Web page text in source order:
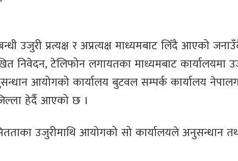
उजुरी प्रत्यक्ष र अप्रत्यक्ष माध्यमबाट लिँदै आएको
निवेदन, टेलिफोन लगायतका माध्यमबाट कार्यालयमा
आयोगको कार्यालय बुटवल सम्पर्क कार्यालय
हेर्दै आएको छ ।
उजुरीमाथि आयोगको सो कार्यालयले अनुसन्धान